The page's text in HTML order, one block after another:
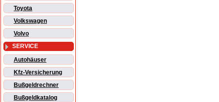
Toyota
Volkswagen
Volvo
SERVICE
Autohäuser
Kfz-Versicherung
Bußgeldrechner
Bußgeldkatalog